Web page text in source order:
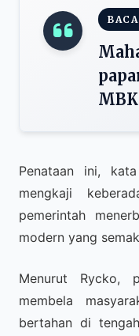
Penataan ini,
mengkaji
pemerintah
modern yang
Menurut Rycko,
membela
bertahan di